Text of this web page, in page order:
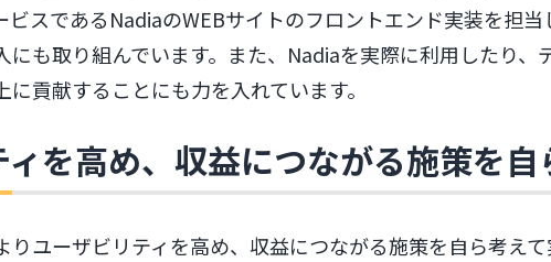
ビスであるNadiaのWEBサイトのフロントエンド実装を担
にも取り組んでいます。また、Nadiaを実際に利用したり
貢献することにも力を入れています。
を高め、収益につながる施策を
りユーザビリティを高め、収益につながる施策を自ら考え